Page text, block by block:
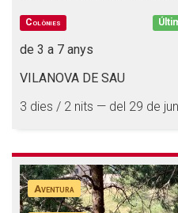
Colònies
de 3 a 7 anys
VILANOVA DE SAU
3 dies / 2 nits — del 29 de
Aventura